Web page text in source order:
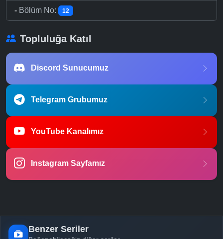
- Bölüm No: 12
Topluluğa Katıl
Discord Sunucumuz
Telegram Grubumuz
YouTube Kanalımız
Instagram Sayfamız
Benzer Seriler